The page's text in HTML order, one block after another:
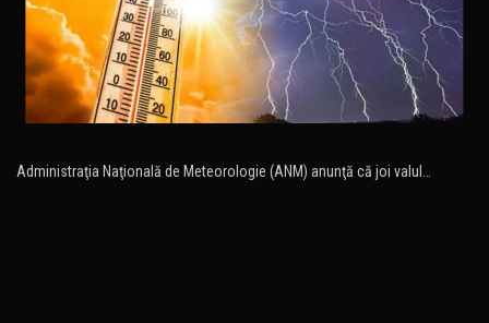
Administraţia Naţională de Meteorologie (ANM) anunţă că joi valul…